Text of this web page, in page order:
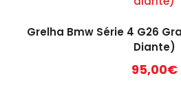
Grelha Bmw Série 4 G26
Diante)
95,00€